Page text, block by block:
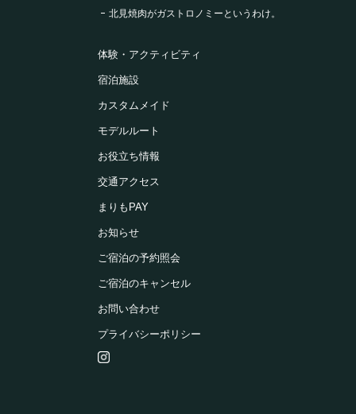
北見焼肉がガストロノミーというわけ。
体験・アクティビティ
宿泊施設
カスタムメイド
モデルルート
お役立ち情報
交通アクセス
まりもPAY
お知らせ
ご宿泊の予約照会
ご宿泊のキャンセル
お問い合わせ
プライバシーポリシー